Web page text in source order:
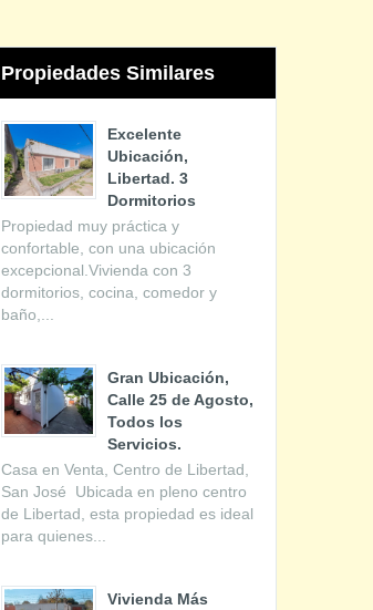
Propiedades Similares
Excelente
Ubicación,
Libertad. 3
Dormitorios
Propiedad muy práctica y
confortable, con una ubicación
excepcional.Vivienda con 3
dormitorios, cocina, comedor y
baño,...
Gran Ubicación,
Calle 25 de Agosto,
Todos los
Servicios.
Casa en Venta, Centro de Libertad,
San José Ubicada en pleno centro
de Libertad, esta propiedad es ideal
para quienes...
Vivienda Más